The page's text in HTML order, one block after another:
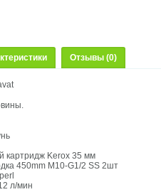
Отзывы (0)
картридж Kerox 35 мм
450mm M10-G1/2 SS 2шт
л/мин